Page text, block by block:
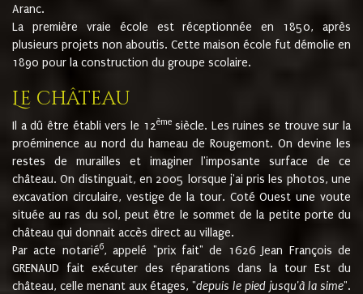
Aranc.
La première vraie école est réceptionnée en 1850, après
plusieurs projets non aboutis. Cette maison école fut démolie en
1890 pour la construction du groupe scolaire.
Le château
Il a dû être établi vers le 12èmesiècle. Les ruines se trouve sur la
proéminence au nord du hameau de Rougemont. On devine les
restes de murailles et imaginer l'imposante surface de ce
château. On distinguait, en 2005 lorsque j'ai pris les photos, une
excavation circulaire, vestige de la tour. Coté Ouest une voute
située au ras du sol, peut être le sommet de la petite porte du
château qui donnait accès direct au village.
Par acte notarié6, appelé "prix fait" de 1626 Jean François de
GRENAUD fait exécuter des réparations dans la tour Est du
château, celle menant aux étages, "depuis le pied jusqu'à la sime".